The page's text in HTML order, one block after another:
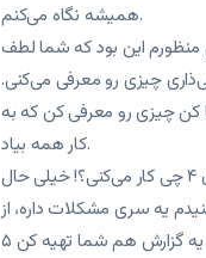
همیشه نگاه می‌کنم.
این بود که شما لطف
چیزی رو معرفی می‌کنی.
کن چیزی رو معرفی کن که به
کار همه بیاد.
راستی با آیفون ۴ چی کار می‌کنی؟! خیلی حال
یه سری مشکلات داره، از
آنتن و دوربین. یه گزارش هم شما تهیه کن ۵